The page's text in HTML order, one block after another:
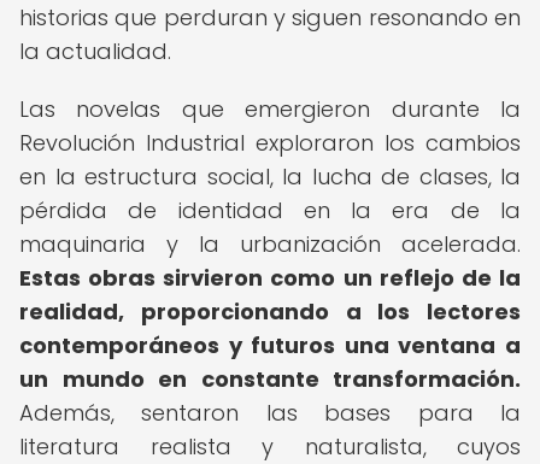
historias que perduran y siguen resonando en
la actualidad.
Las novelas que emergieron durante la
Revolución Industrial exploraron los cambios
en la estructura social, la lucha de clases, la
pérdida de identidad en la era de la
maquinaria y la urbanización acelerada.
Estas obras sirvieron como un reflejo de la
realidad, proporcionando a los lectores
contemporáneos y futuros una ventana a
un mundo en constante transformación.
Además, sentaron las bases para la
literatura realista y naturalista, cuyos